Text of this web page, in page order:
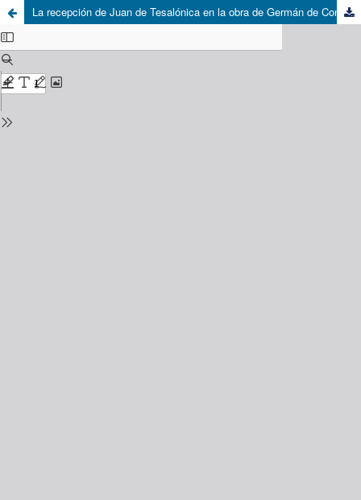
La recepción de Juan de Tesalónica en la obra de Germán de Constantinopla